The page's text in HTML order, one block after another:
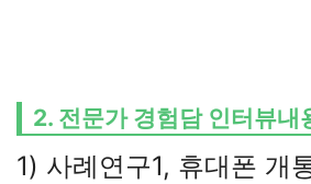
2. 전문가 경험담 인터뷰내
1) 사례연구1, 휴대폰 개